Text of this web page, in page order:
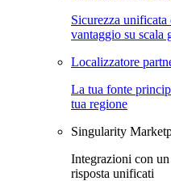
Sicurezza
vantaggio su scala
Localizzatore
La tua fonte
tua regione
Singularity
Integrazioni con
risposta unificati